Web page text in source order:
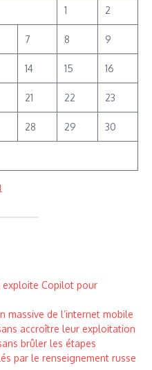
1 2
7 8 9
14 15 16
21 22 23
28 29 30
Copilot pour
massive de l’internet mobile
accroître leur exploitation
brûler les étapes
par le renseignement russe